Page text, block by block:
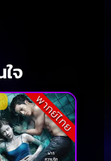
จ
พากย์ไทย